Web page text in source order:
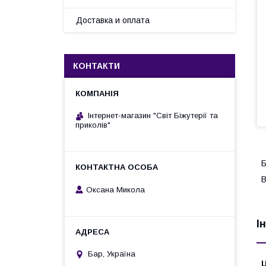
Доставка и оплата
КОНТАКТИ
Інтернет-магазин "Світ Біжутерії та
приколів"
Оксана Микола
Бар, Україна